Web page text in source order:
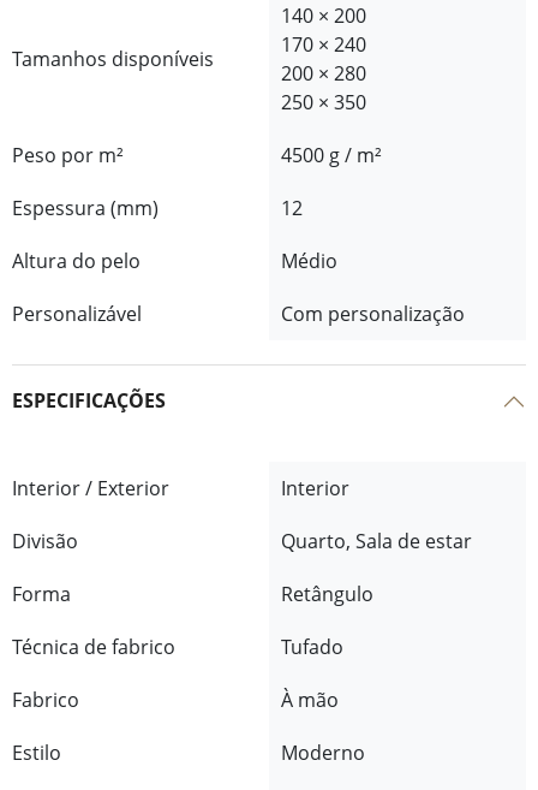
Tamanhos disponíveis
140 × 200
170 × 240
200 × 280
250 × 350
Peso por m²
4500 g / m²
Espessura (mm)
12
Altura do pelo
Médio
Personalizável
Com personalização
ESPECIFICAÇÕES
Interior / Exterior
Interior
Divisão
Quarto, Sala de estar
Forma
Retângulo
Técnica de fabrico
Tufado
Fabrico
À mão
Estilo
Moderno